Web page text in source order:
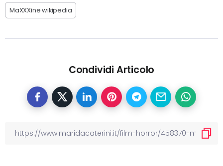
MaXXXine wikipedia
Condividi Articolo